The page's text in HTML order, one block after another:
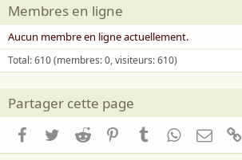
Membres en ligne
Aucun membre en ligne actuellement.
Total: 610 (membres: 0, visiteurs: 610)
Partager cette page
Facebook
TwitterReddit PinterestTumblrWhatsApp
Email